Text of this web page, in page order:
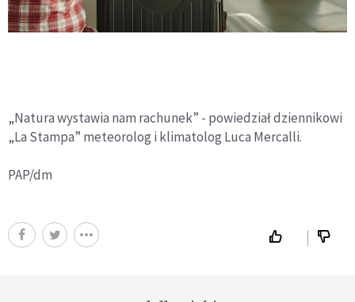
„Natura wystawia nam rachunek” - powiedział dziennikowi
„La Stampa” meteorolog i klimatolog Luca Mercalli.
PAP/dm